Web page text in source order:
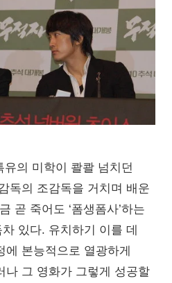
의 미학이 콸콸 넘치던
독의 조감독을 거치며 배운
곧 죽어도 ‘폼생폼사’하는
있다. 유치하기 이를 데
본능적으로 열광하게
나 그 영화가 그렇게 성공할